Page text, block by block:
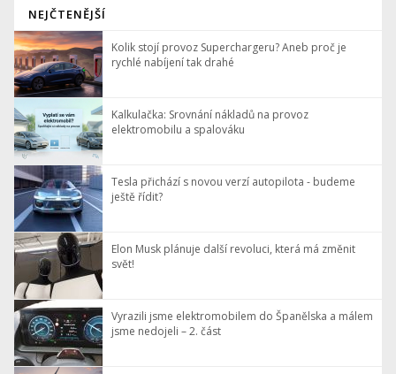
NEJČTENĚJŠÍ
Kolik stojí provoz Superchargeru? Aneb proč je
rychlé nabíjení tak drahé
Kalkulačka: Srovnání nákladů na provoz
elektromobilu a spalováku
Tesla přichází s novou verzí autopilota - budeme
ještě řídit?
Elon Musk plánuje další revoluci, která má změnit
svět!
Vyrazili jsme elektromobilem do Španělska a málem
jsme nedojeli – 2. část